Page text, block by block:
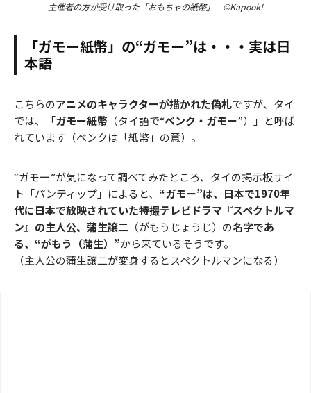
主催者の方が受け取った「おもちゃの紙幣」 ©Kapook!
「ガモー紙幣」の“ガモー”は・・・実は日
本語
こちらのアニメのキャラクターが描かれた偽札ですが、タイ
では、「ガモー紙幣 （タイ語で“ベンク・ガモー”）」と呼ば
れています（ベンクは「紙幣」の意）。
“ガモー”が気になって調べてみたところ、タイの掲示板サイ
ト「パンティップ」によると、 “ガモー”は、日本で1970年
代に日本で放映されていた特撮テレビドラマ『スペクトルマ
ン』の主人公、蒲生譲二 （がもうじょうじ）の名字であ
る、“がもう（蒲生）”から来ているそうです。
（主人公の蒲生譲二が変身するとスペクトルマンになる）